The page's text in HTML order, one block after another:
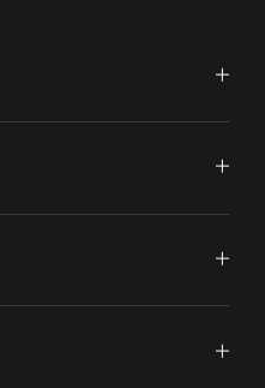
オンライン査定